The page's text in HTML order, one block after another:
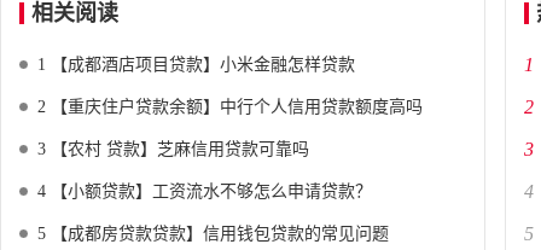
相关阅读
1 【成都酒店项目贷款】小米金融怎样贷款
2 【重庆住户贷款余额】中行个人信用贷款额度高吗
3 【农村 贷款】芝麻信用贷款可靠吗
4 【小额贷款】工资流水不够怎么申请贷款？
5 【成都房贷款贷款】信用钱包贷款的常见问题
1
2
3
4
5